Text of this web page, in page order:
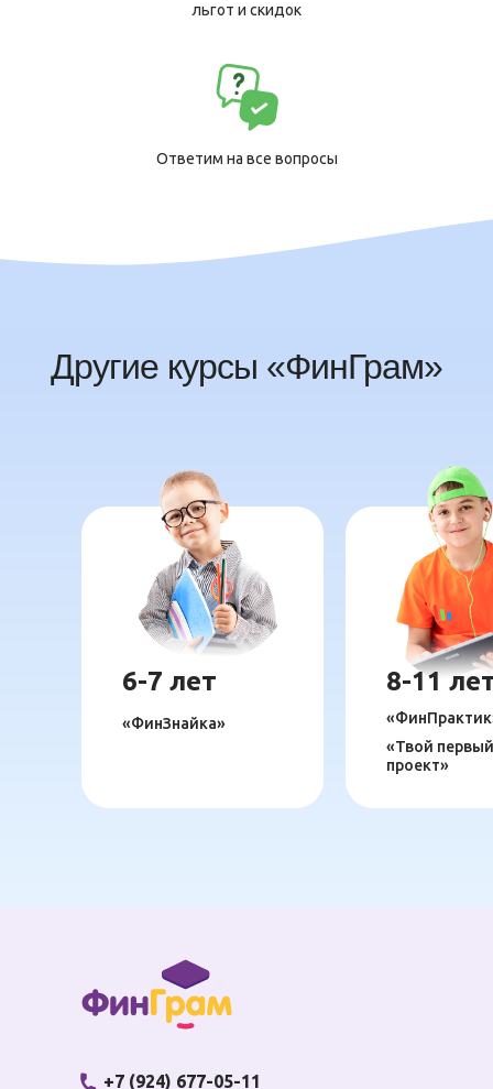
льгот и скидок
Ответим на все вопросы
Другие курсы «ФинГрам»
«ФинЗнайка»
6-7 лет 8-11
«Твой
проект»
+7 (924) 677-05-11